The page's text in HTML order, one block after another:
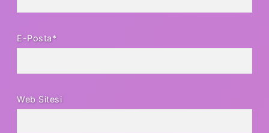
E-Posta*
Web Sitesi